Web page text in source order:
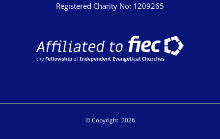
Registered Charity No: 1209265
© Copyright 2026